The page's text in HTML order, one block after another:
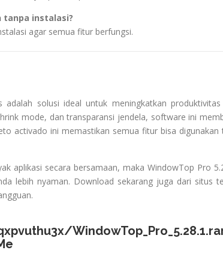
tanpa instalasi?
agar semua fitur berfungsi.
adalah solusi ideal untuk meningkatkan
mode, dan transparansi jendela, software ini
activado ini memastikan semua fitur bisa
aplikasi secara bersamaan, maka WindowTop Pro
lebih nyaman. Download sekarang juga dari situs